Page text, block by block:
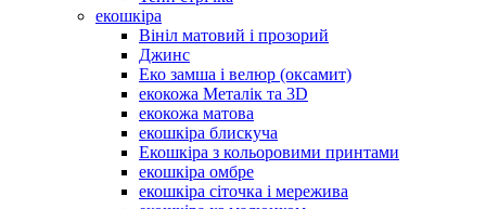
екошкіра
Вініл матовий і прозорий
Джинс
Еко замша і велюр (оксамит)
екокожа Металік та 3D
екокожа матова
екошкіра блискуча
Екошкіра з кольоровими принтами
екошкіра омбре
екошкіра сіточка і мережива